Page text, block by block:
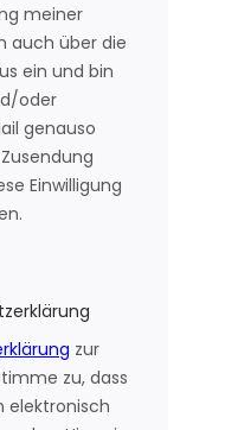
meiner
auch über die
ein und bin
oder
genauso
Einwilligung
zur
zu, dass
elektronisch